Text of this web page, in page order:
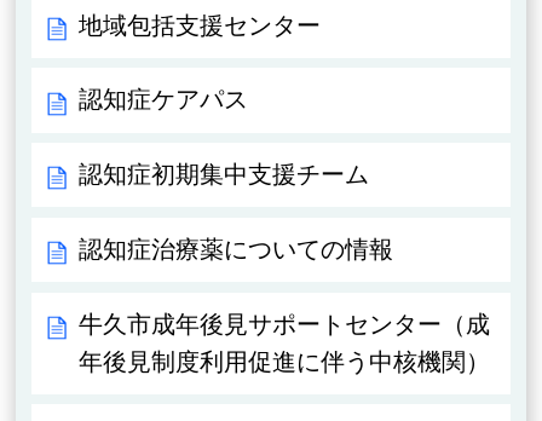
地域包括支援センター
認知症ケアパス
認知症初期集中支援チーム
認知症治療薬についての情報
牛久市成年後見サポートセンター（成
年後見制度利用促進に伴う中核機関）